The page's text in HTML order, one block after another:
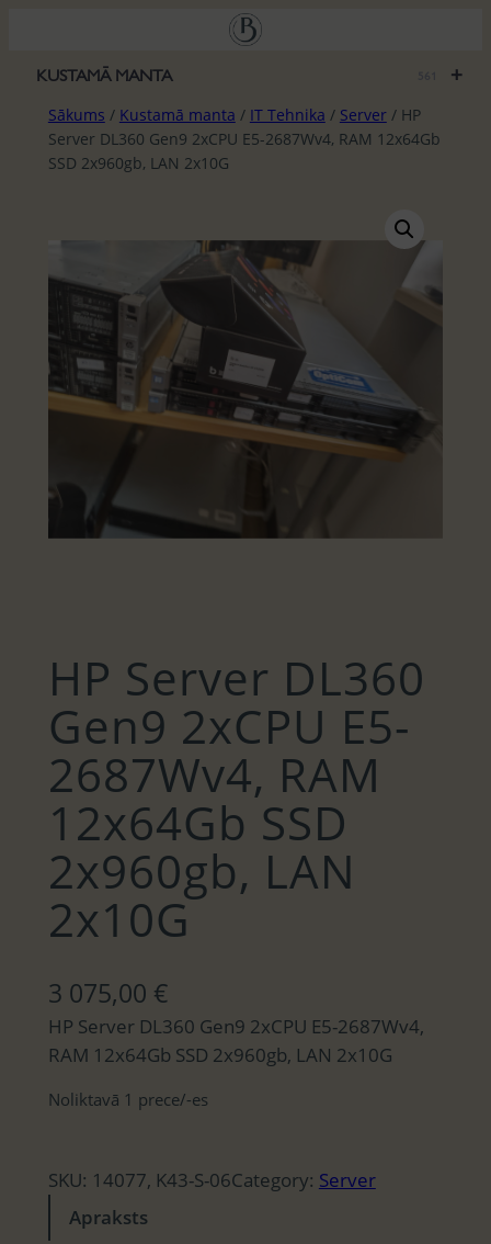
saturu
+
KUSTAMĀ MANTA
Sākums / Kustamā manta / IT Tehnika / Server/ HP
Server DL360 Gen9 2xCPU E5-2687Wv4, RAM 12x64Gb
SSD 2x960gb, LAN 2x10G
HP Server DL360
Gen9 2xCPU E5-
2687Wv4, RAM
12x64Gb SSD
2x960gb, LAN
2x10G
3 075,00 €
HP Server DL360 Gen9 2xCPU E5-2687Wv4,
RAM 12x64Gb SSD 2x960gb, LAN 2x10G
Noliktavā 1 prece/-es
SKU: 14077, K43-S-06Category: Server
Apraksts